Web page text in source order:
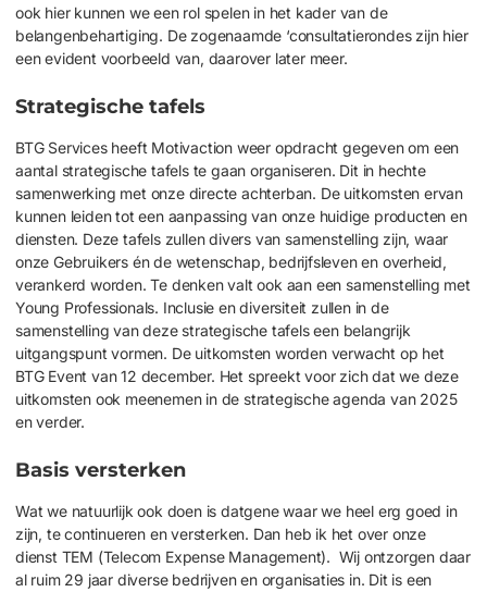
ook hier kunnen we een rol spelen in het kader van de
belangenbehartiging. De zogenaamde ‘consultatierondes zijn hier
een evident voorbeeld van, daarover later meer.
Strategische tafels
BTG Services heeft Motivaction weer opdrachtgegevenom een
aantal strategische tafels te gaan organiseren. Dit in hechte
samenwerking met onze directe achterban. De uitkomsten ervan
kunnen leidentot een aanpassing van onze huidige producten en
diensten. Deze tafels zullen divers van samenstelling zijn, waar
onze Gebruikers én de wetenschap, bedrijfsleven en overheid,
verankerd worden. Te denken valt ook aan een samenstelling met
Young Professionals. Inclusie en diversiteit zullen in de
samenstelling van deze strategische tafels een belangrijk
uitgangspunt vormen. De uitkomsten worden verwacht op het
BTG Event van 12 december. Het spreekt voor zich dat we deze
uitkomsten ook meenemen in de strategische agenda van 2025
en verder.
Basis versterken
Wat we natuurlijk ook doen is datgene waar we heel erg goed in
zijn, te continueren en versterken. Dan heb ik het over onze
dienst TEM (Telecom Expense Management). Wij ontzorgen daar
al ruim 29 jaar diverse bedrijven en organisaties in. Dit is een